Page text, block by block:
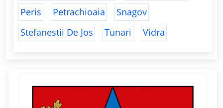
Peris
Petrachioaia
Snagov
Stefanestii De Jos
Tunari Vidra